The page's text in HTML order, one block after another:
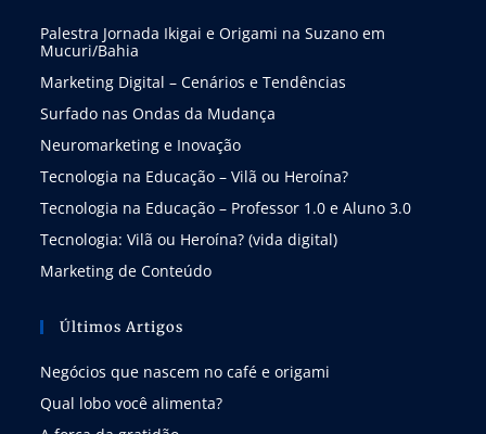
Palestra Jornada Ikigai e Origami na Suzano em
Mucuri/Bahia
Marketing Digital – Cenários e Tendências
Surfado nas Ondas da Mudança
Neuromarketing e Inovação
Tecnologia na Educação – Vilã ou Heroína?
Tecnologia na Educação – Professor 1.0 e Aluno 3.0
Tecnologia: Vilã ou Heroína? (vida digital)
Marketing de Conteúdo
Últimos Artigos
Negócios que nascem no café e origami
Qual lobo você alimenta?